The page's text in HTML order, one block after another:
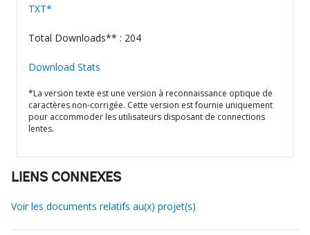
TXT*
Total Downloads** : 204
Download Stats
*La version texte est une version à reconnaissance optique de
caractères non-corrigée. Cette version est fournie uniquement
pour accommoder les utilisateurs disposant de connections
lentes.
LIENS CONNEXES
Voir les documents relatifs au(x) projet(s)